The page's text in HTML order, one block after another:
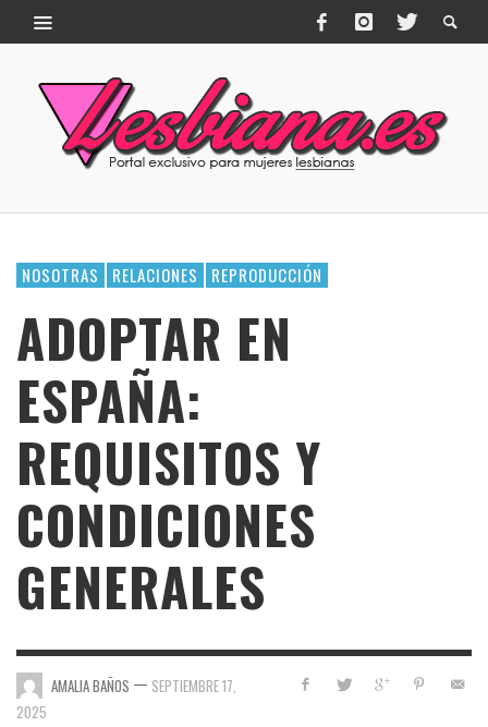
NOSOTRAS RELACIONES REPRODUCCIÓN
ADOPTAR EN
ESPAÑA:
REQUISITOS Y
CONDICIONES
GENERALES
AMALIA BAÑOS — SEPTIEMBRE 17,
2025